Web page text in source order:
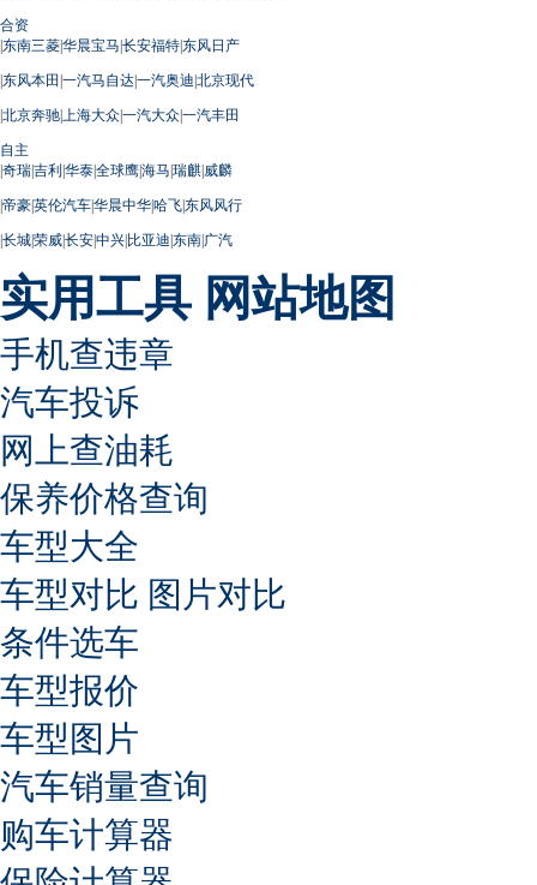
合资
|东南三菱|华晨宝马|长安福特|东风日产
|东风本田 |一汽马自达|一汽奥迪|北京现代
|北京奔驰| 上海大众|一汽大众|一汽丰田
自主
|奇瑞|吉利|华泰|全球鹰|海马|瑞麒|威麟
|帝豪|英伦汽车|华晨中华|哈飞|东风风行
|长城|荣威|长安|中兴|比亚迪|东南|广汽
实用工具 网站地图
手机查违章
汽车投诉
网上查油耗
保养价格查询
车型大全
车型对比 图片对比
条件选车
车型报价
车型图片
汽车销量查询
购车计算器